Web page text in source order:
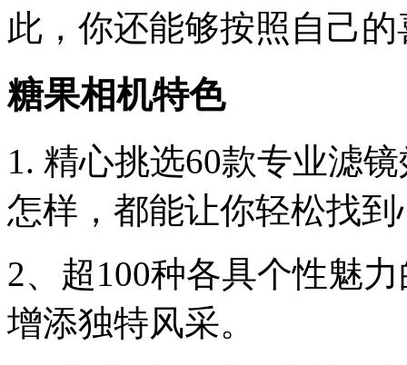
此，你还能够按照自己
糖果相机特色
1. 精心挑选60款专业滤
怎样，都能让你轻松找
2、超100种各具个性魅
增添独特风采。